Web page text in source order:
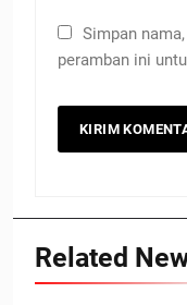
Simpan
peramban ini
Related